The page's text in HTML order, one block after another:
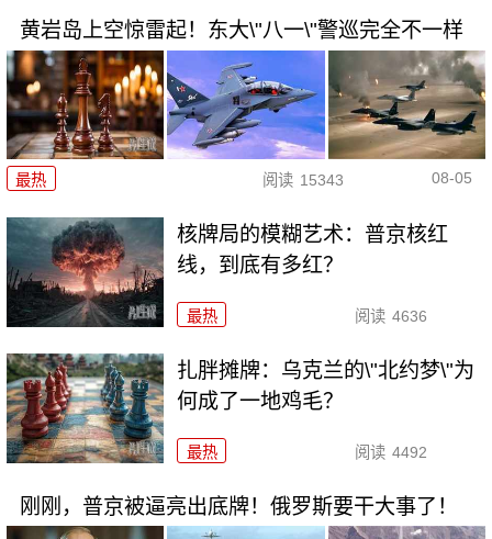
黄岩岛上空惊雷起！东大\"八一\"警巡完全不一样
最热 阅读 15343 08-05
核牌局的模糊艺术：普京核红
线，到底有多红？
最热 阅读 4636
扎胖摊牌：乌克兰的\"北约梦\"为
何成了一地鸡毛？
最热 阅读 4492
刚刚，普京被逼亮出底牌！俄罗斯要干大事了！